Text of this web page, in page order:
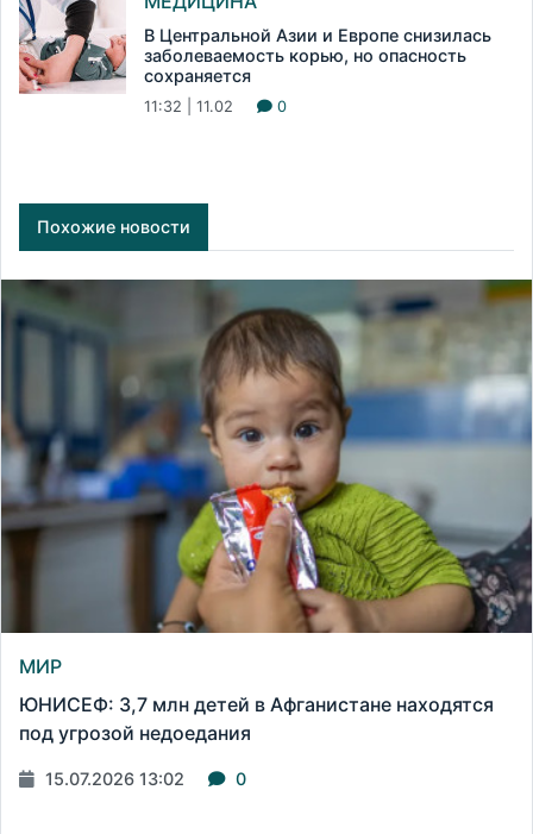
В Центральной Азии и Европе снизилась
заболеваемость корью, но опасность
сохраняется
11:32 | 11.02 0
Похожие новости
МИР
ЮНИСЕФ: 3,7 млн детей в Афганистане находятся
под угрозой недоедания
15.07.2026 13:02 0